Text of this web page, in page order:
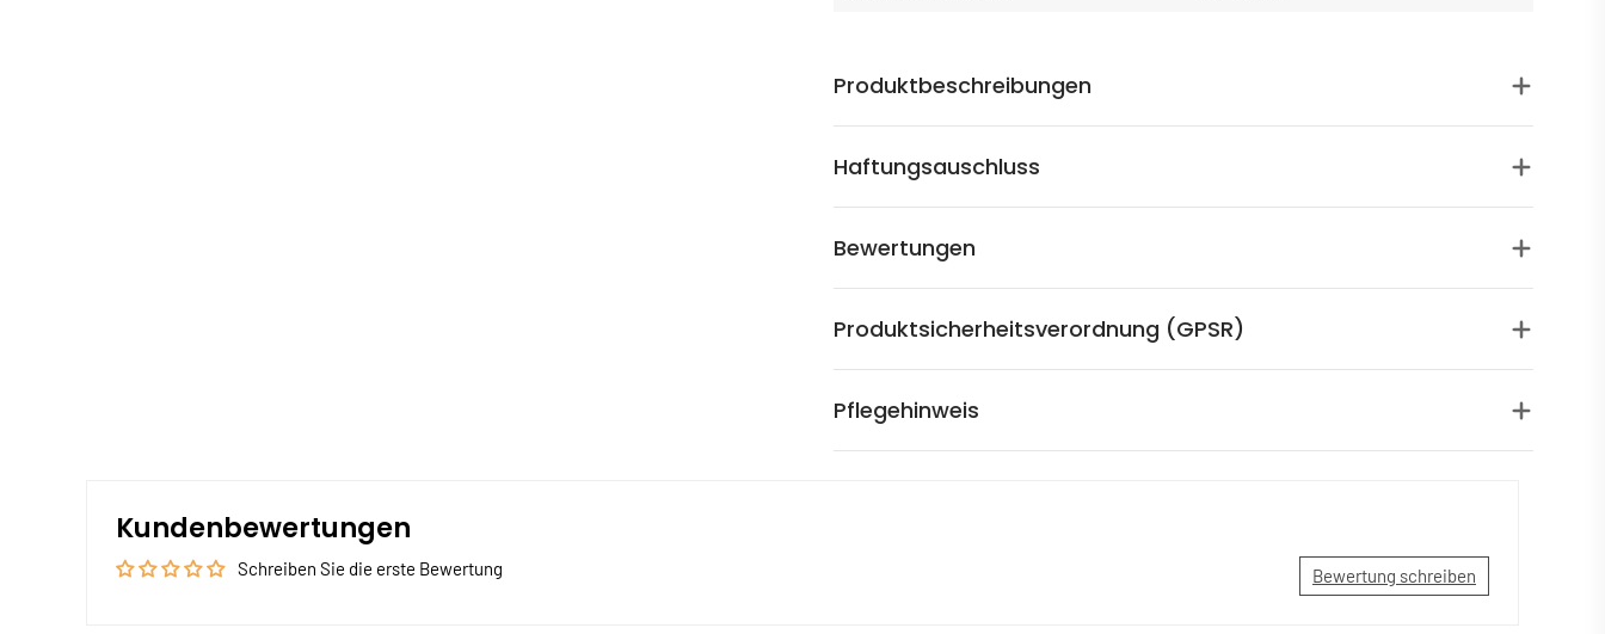
Produktbeschreibungen
Haftungsauschluss
Bewertungen
Produktsicherheitsverordnung (GPSR)
Pflegehinweis
Kundenbewertungen
Schreiben Sie die erste Bewertung Bewertung schreiben